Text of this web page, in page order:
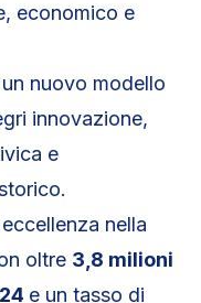
economico e
nuovo modello
innovazione,
e
nella
oltre 3,8 milioni
e un tasso di